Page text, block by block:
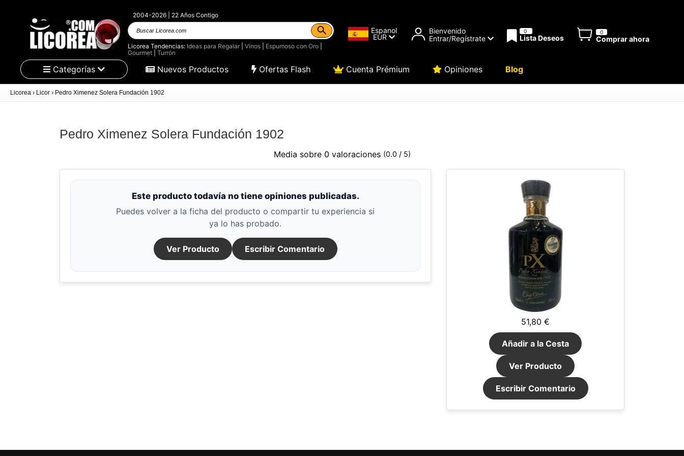
2004-2026 | 22 Años Contigo
Buscar
Licorea.com
Licorea Tendencias: Ideas para Regalar| Vinos| Espumoso con Oro|
Gourmet| Turrón
Espanol
EUR
Bienvenido
Entrar/Regístrate
0
Lista Deseos
0
Comprar ahora
Categorías Nuevos Productos Ofertas Flash Cuenta Prémium Opiniones Blog
Licorea › Licor › Pedro Ximenez Solera Fundación 1902
Pedro Ximenez Solera Fundación 1902
Media sobre 0 valoraciones (0.0 / 5)
Este producto todavía no tiene opiniones publicadas.
Puedes volver a la ficha del producto o compartir tu experiencia si
ya lo has probado.
Ver Producto Escribir Comentario
51,80 €
Añadir a la Cesta
Ver Producto
Escribir Comentario